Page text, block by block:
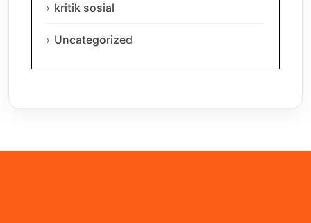
kritik sosial
Uncategorized